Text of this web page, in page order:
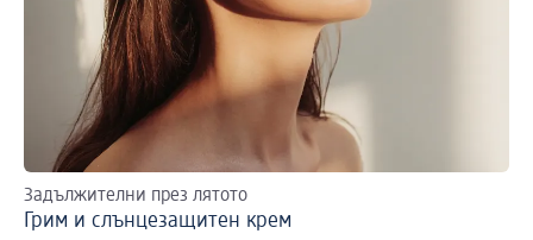
Задължителни през лятото
Грим и слънцезащитен крем